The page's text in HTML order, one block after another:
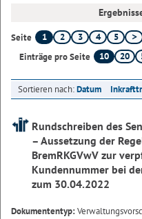
Seite 1 2 3 4
5
Einträge pro Seite
10 20
Sortieren nach:Datum
Rundschreiben des
– Aussetzung der
BremRKGVwV zur
Kundennummer bei
zum 30.04.2022
Dokumententyp: